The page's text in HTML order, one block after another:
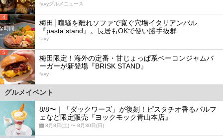
favyグルメニュース
4
梅田│喧騒を離れソファで寛ぐ穴場イタリアンバル
『pasta stand』。長居もOKで使い勝手抜群
favy
5
梅田限定！海外の定番・甘じょっぱ系ベーコンジャムバ
ーガーが新登場『BRISK STAND』
favy
グルメイベント
8/8〜｜「ダックワーズ」が復刻！ピスタチオ香るパルフ
ェなど限定販売『ヨックモック青山本店』
8月8日(土) 〜 8月30日(日)